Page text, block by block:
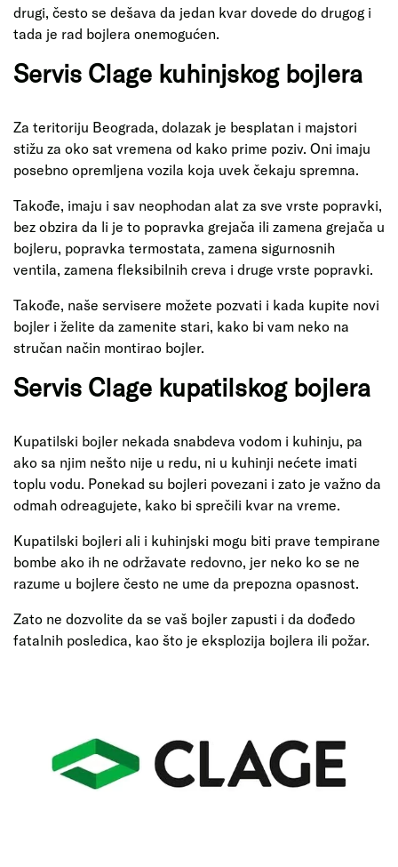
drugi, često se dešava da jedan kvar dovede do drugog i
tada je rad bojlera onemogućen.
Servis Clage kuhinjskog bojlera
Za teritoriju Beograda, dolazak je besplatan i majstori
stižu za oko sat vremena od kako prime poziv. Oni imaju
posebno opremljena vozila koja uvek čekaju spremna.
Takođe, imaju i sav neophodan alat za sve vrste popravki,
bez obzira da li je to popravka grejača ili zamena grejača u
bojleru, popravka termostata, zamena sigurnosnih
ventila, zamena fleksibilnih creva i druge vrste popravki.
Takođe, naše servisere možete pozvati i kada kupite novi
bojler i želite da zamenite stari, kako bi vam neko na
stručan način montirao bojler.
Servis Clage kupatilskog bojlera
Kupatilski bojler nekada snabdeva vodom i kuhinju, pa
ako sa njim nešto nije u redu, ni u kuhinji nećete imati
toplu vodu. Ponekad su bojleri povezani i zato je važno da
odmah odreagujete, kako bi sprečili kvar na vreme.
Kupatilski bojleri ali i kuhinjski mogu biti prave tempirane
bombe ako ih ne održavate redovno, jer neko ko se ne
razume u bojlere često ne ume da prepozna opasnost.
Zato ne dozvolite da se vaš bojler zapusti i da dođedo
fatalnih posledica, kao što je eksplozija bojlera ili požar.